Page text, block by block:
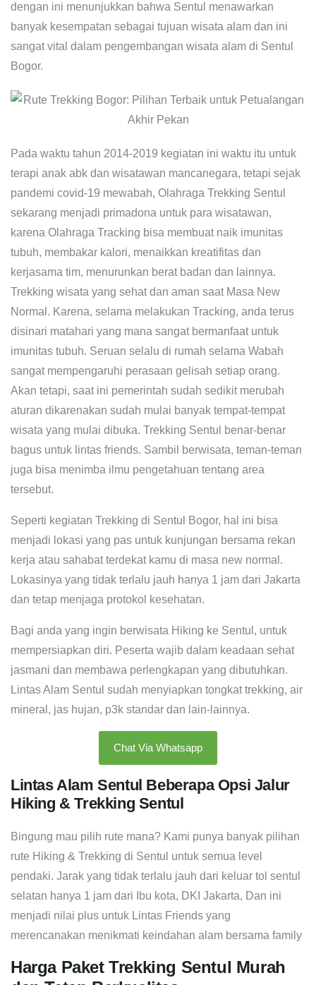
dengan ini menunjukkan bahwa Sentul menawarkan
banyak kesempatan sebagai tujuan wisata alam dan ini
sangat vital dalam pengembangan wisata alam di Sentul
Bogor.
Pada waktu tahun 2014-2019 kegiatan ini waktu itu untuk
terapi anak abk dan wisatawan mancanegara, tetapi sejak
pandemi covid-19 mewabah, Olahraga Trekking Sentul
sekarang menjadi primadona untuk para wisatawan,
karena Olahraga Tracking bisa membuat naik imunitas
tubuh, membakar kalori, menaikkan kreatifitas dan
kerjasama tim, menurunkan berat badan dan lainnya.
Trekking wisata yang sehat dan aman saat Masa New
Normal. Karena, selama melakukan Tracking, anda terus
disinari matahari yang mana sangat bermanfaat untuk
imunitas tubuh. Seruan selalu di rumah selama Wabah
sangat mempengaruhi perasaan gelisah setiap orang.
Akan tetapi, saat ini pemerintah sudah sedikit merubah
aturan dikarenakan sudah mulai banyak tempat-tempat
wisata yang mulai dibuka. Trekking Sentul benar-benar
bagus untuk lintas friends. Sambil berwisata, teman-teman
juga bisa menimba ilmu pengetahuan tentang area
tersebut.
Seperti kegiatan Trekking di Sentul Bogor, hal ini bisa
menjadi lokasi yang pas untuk kunjungan bersama rekan
kerja atau sahabat terdekat kamu di masa new normal.
Lokasinya yang tidak terlalu jauh hanya 1 jam dari Jakarta
dan tetap menjaga protokol kesehatan.
Bagi anda yang ingin berwisata Hiking ke Sentul, untuk
mempersiapkan diri. Peserta wajib dalam keadaan sehat
jasmani dan membawa perlengkapan yang dibutuhkan.
Lintas Alam Sentul sudah menyiapkan tongkat trekking, air
mineral, jas hujan, p3k standar dan lain-lainnya.
Chat Via Whatsapp
Lintas Alam Sentul Beberapa Opsi Jalur
Hiking & Trekking Sentul
Bingung mau pilih rute mana? Kami punya banyak pilihan
rute Hiking & Trekking di Sentul untuk semua level
pendaki. Jarak yang tidak terlalu jauh dari keluar tol sentul
selatan hanya 1 jam dari Ibu kota, DKI Jakarta, Dan ini
menjadi nilai plus untuk Lintas Friends yang
merencanakan menikmati keindahan alam bersama family
Harga Paket Trekking Sentul Murah